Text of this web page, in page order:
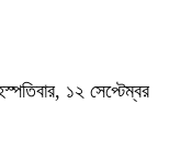
১২ সেপ্টেম্বর